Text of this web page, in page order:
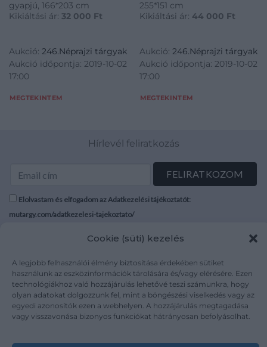
Cookie (süti) kezelés
A legjobb felhasználói élmény biztosítása érdekében sütiket
használunk az eszközinformációk tárolására és/vagy elérésére. Ezen
technológiákhoz való hozzájárulás lehetővé teszi számunkra, hogy
olyan adatokat dolgozzunk fel, mint a böngészési viselkedés vagy az
egyedi azonosítók ezen a webhelyen. A hozzájárulás megtagadása
vagy visszavonása bizonyos funkciókat hátrányosan befolyásolhat.
gyapjú, 166*203 cm
Kikiáltási ár: 32 000 Ft
Aukció: 246.Néprajzi tárgyak
Aukció időpontja: 2019-10-02
17:00
MEGTEKINTEM
255*151 cm
Kikiáltási ár: 44 000 Ft
Aukció: 246.Néprajzi tárgyak
Aukció időpontja: 2019-10-02
17:00
MEGTEKINTEM
Hírlevél feliratkozás
Elolvastam és elfogadom az Adatkezelési tájékoztatót:
mutargy.com/adatkezelesi-tajekoztato/
Médiaajánlat
Karrier
Kapcsolat
Áraink
ÁSZF
Adatvédelem
Impresszum